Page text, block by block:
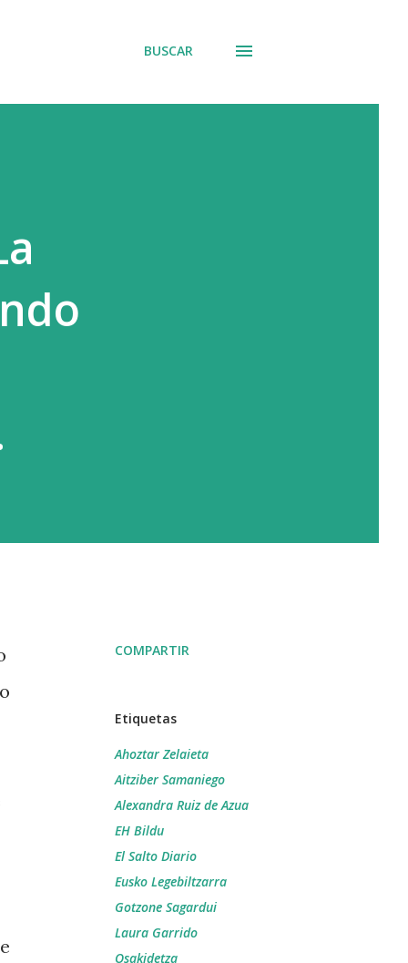
BUSCAR
COMPARTIR
Etiquetas
Ahoztar Zelaieta
Aitziber Samaniego
Alexandra Ruiz de Azua
EH Bildu
El Salto Diario
Eusko Legebiltzarra
Gotzone Sagardui
Laura Garrido
Osakidetza